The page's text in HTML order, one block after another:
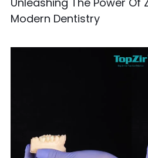
Modern Dentistry